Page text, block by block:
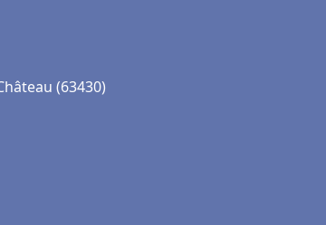
(63430)